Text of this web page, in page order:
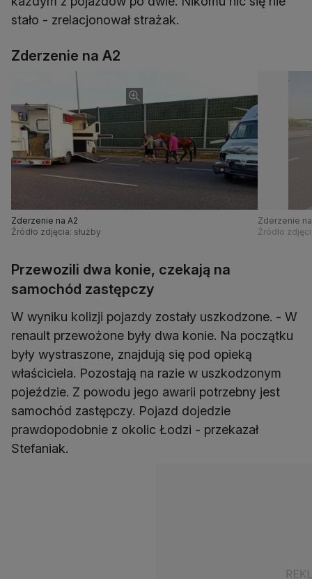
stało - zrelacjonował strażak.
Zderzenie na A2
Zderzenie na A2
Źródło zdjęcia: służby
Zderzenie
Źródło
Przewozili dwa konie, czekają na
samochód zastępczy
W wyniku kolizji pojazdy zostały uszkodzone. - W
renault przewożone były dwa konie. Na początku
były wystraszone, znajdują się pod opieką
właściciela. Pozostają na razie w uszkodzonym
pojeździe. Z powodu jego awarii potrzebny jest
samochód zastępczy. Pojazd dojedzie
prawdopodobnie z okolic Łodzi - przekazał
Stefaniak.